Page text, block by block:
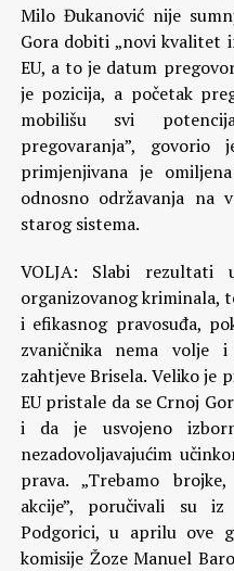
Milo Đukanović nije
Gora dobiti „novi kvalitet
EU, a to je datum
je pozicija, a početak
mobilišu svi
pregovaranja”, govorio
primjenjivana je
odnosno održavanja na
starog sistema.
VOLJA: Slabi
organizovanog kriminala,
i efikasnog pravosuđa,
zvaničnika nema volje
zahtjeve Brisela. Veliko je
EU pristale da se Crnoj
i da je usvojeno
nezadovoljavajućim
prava. „Trebamo
akcije”, poručivali su
Podgorici, u aprilu ove
komisije Žoze Manuel